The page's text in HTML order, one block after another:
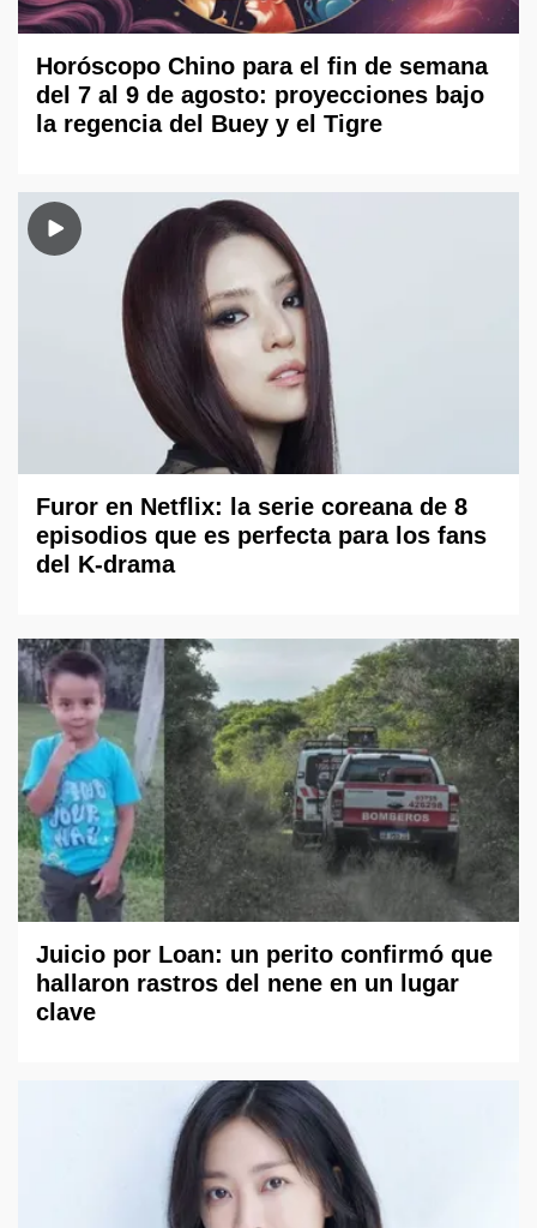
Horóscopo Chino para el fin de semana
del 7 al 9 de agosto: proyecciones bajo
la regencia del Buey y el Tigre
Furor en Netflix: la serie coreana de 8
episodios que es perfecta para los fans
del K-drama
Juicio por Loan: un perito confirmó que
hallaron rastros del nene en un lugar
clave